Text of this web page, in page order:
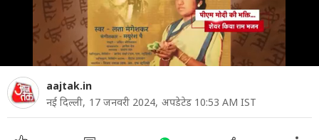
aajtak.in
नई दिल्ली, 17 जनवरी 2024, अपडेटेड 10:53 AM IST